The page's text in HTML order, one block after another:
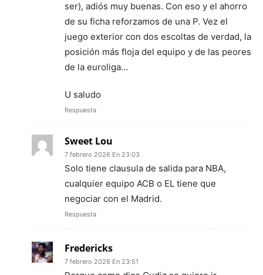
ser), adiós muy buenas. Con eso y el ahorro
de su ficha reforzamos de una P. Vez el
juego exterior con dos escoltas de verdad, la
posición más floja del equipo y de las peores
de la euroliga…
U saludo
Respuesta
Sweet Lou
7 febrero 2026 En 23:03
Solo tiene clausula de salida para NBA,
cualquier equipo ACB o EL tiene que
negociar con el Madrid.
Respuesta
Fredericks
7 febrero 2026 En 23:51